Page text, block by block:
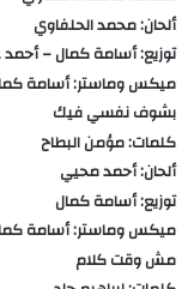
ألحان: محمد الحلفاوي
توزيع: أسامة كمال – أحمد
ميكس وماستر: أسامة
بشوف نفسي فيك
كلمات: مؤمن البطاح
ألحان: أحمد محيي
توزيع: أسامة كمال
ميكس وماستر: أسامة
مش وقت كلام